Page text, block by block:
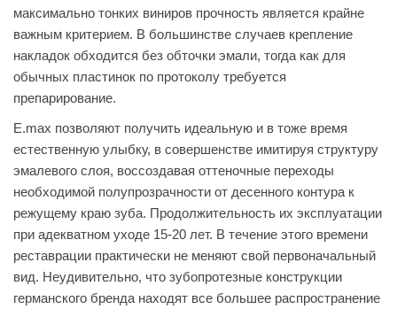
максимально тонких виниров прочность является крайне
важным критерием. В большинстве случаев крепление
накладок обходится без обточки эмали, тогда как для
обычных пластинок по протоколу требуется
препарирование.
E.max позволяют получить идеальную и в тоже время
естественную улыбку, в совершенстве имитируя структуру
эмалевого слоя, воссоздавая оттеночные переходы
необходимой полупрозрачности от десенного контура к
режущему краю зуба. Продолжительность их эксплуатации
при адекватном уходе 15-20 лет. В течение этого времени
реставрации практически не меняют свой первоначальный
вид. Неудивительно, что зубопротезные конструкции
германского бренда находят все большее распространение